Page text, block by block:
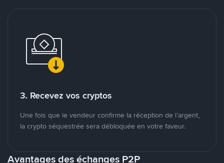
3. Recevez vos cryptos
Une fois que le vendeur confirme la réception de l’argent,
la crypto séquestrée sera débloquée en votre faveur.
Avantages des échanges P2P